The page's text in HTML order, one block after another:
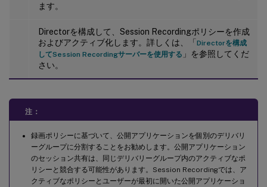
ます。
Directorを構成して、Session Recordingポリシーを作成
およびアクティブ化します。詳しくは、「 Directorを構成
してSession Recordingサーバーを使用する 」を参照してくだ
さい。
注：
録画ポリシーに基づいて、公開アプリケーションを個別のデリバリ
ーグループに分割することをお勧めします。公開アプリケーション
のセッション共有は、同じデリバリーグループ内のアクティブなポ
リシーと競合する可能性があります。Session Recordingでは、ア
クティブなポリシーとユーザーが最初に開いた公開アプリケーショ